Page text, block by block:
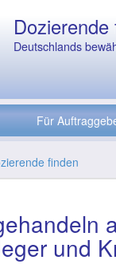
Deutschlands
Für
finden
und